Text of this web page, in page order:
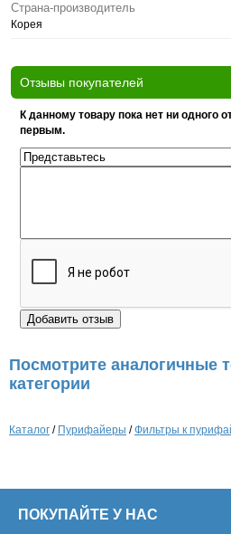
Страна-производитель
Корея
Отзывы покупателей
К данному товару пока нет ни одного
первым.
Посмотрите аналогичные
категории
Каталог / Пурифайеры /Фильтры к
ПОКУПАЙТЕ У НАС